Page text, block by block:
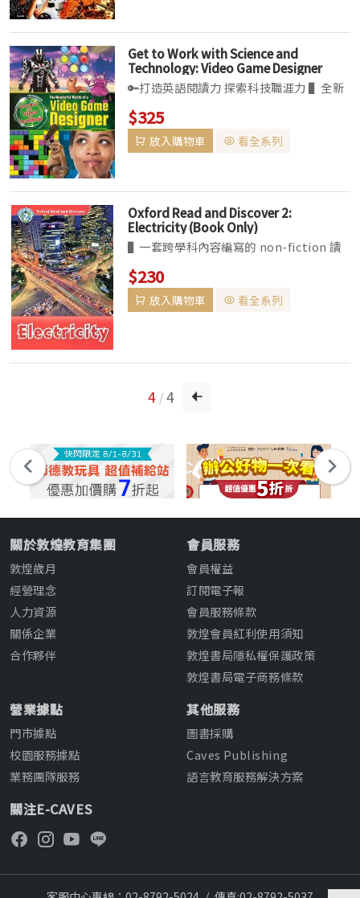
Get to Work with Science and
Technology: Video Game Designer
🔑打造英語閱讀力 探索科技職涯力 ▌全新
non-fiction系列，共六冊。介紹科學、科
技、工程及數學STEM領域的應用。 ▌兒
童早期識字專家精心設計的閱讀文本，讓孩
$325
放入購物車 看全系列
Oxford Read and Discover 2:
Electricity (Book Only)
▌一套跨學科內容編寫的 non-fiction 讀
本。融合廣泛的知識性內容，讓學習者體驗
閱讀不同類型讀本的樂趣。本套讀本更是
CLIL (Contentand Language
$230
放入購物車 看全系列
4 / 4
關於敦煌教育集團
敦煌歲月
經營理念
人力資源
關係企業
合作夥伴
會員服務
會員權益
訂閱電子報
會員服務條款
敦煌會員紅利使用須知
敦煌書局隱私權保護政策
敦煌書局電子商務條款
營業據點
門市據點
校園服務據點
業務團隊服務
其他服務
圖書採購
Caves Publishing
語言教育服務解決方案
關注E-CAVES